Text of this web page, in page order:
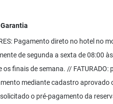
Pagamento direto no hotel no
de segunda a sexta de 08:00
os finais de semana. //
mediante cadastro
o pré-pagamento da